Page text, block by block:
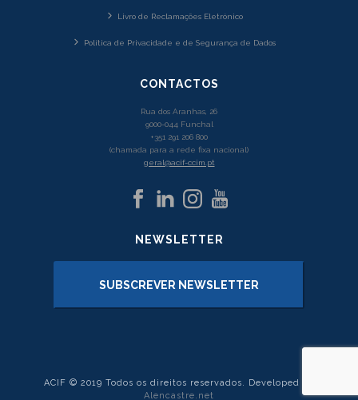
Livro de Reclamações Eletrónico
Política de Privacidade e de Segurança de Dados
CONTACTOS
Rua dos Aranhas, 26
9000-044 Funchal
+351 291 206 800
(chamada para a rede fixa nacional)
geral@acif-ccim.pt
NEWSLETTER
SUBSCREVER NEWSLETTER
ACIF © 2019 Todos os direitos reservados. Developed by
Alencastre.net